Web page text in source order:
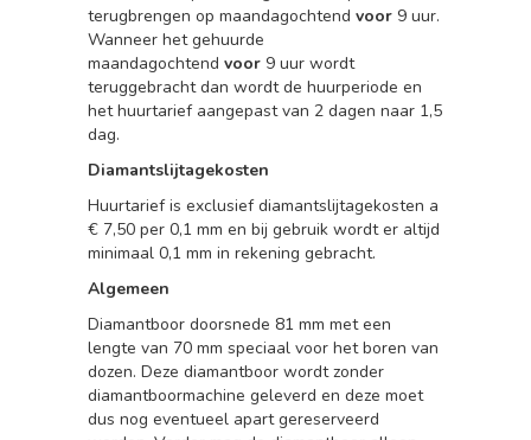
terugbrengen op maandagochtend voor 9 uur.
Wanneer het gehuurde
maandagochtend voor 9 uur wordt
teruggebracht dan wordt de huurperiode en
het huurtarief aangepast van 2 dagen naar 1,5
dag.
Diamantslijtagekosten
Huurtarief is exclusief diamantslijtagekosten a
€ 7,50 per 0,1 mm en bij gebruik wordt er altijd
minimaal 0,1 mm in rekening gebracht.
Algemeen
Diamantboor doorsnede 81 mm met een
lengte van 70 mm speciaal voor het boren van
dozen. Deze diamantboor wordt zonder
diamantboormachine geleverd en deze moet
dus nog eventueel apart gereserveerd